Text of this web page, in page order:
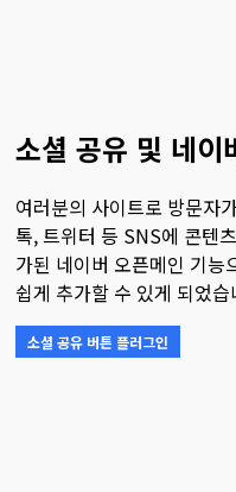
소셜 공유 및 네이
여러분의 사이트로 방문자
톡, 트위터 등 SNS에 콘텐
가된 네이버 오픈메인 기능
쉽게 추가할 수 있게 되었습
소셜 공유 버튼 플러그인